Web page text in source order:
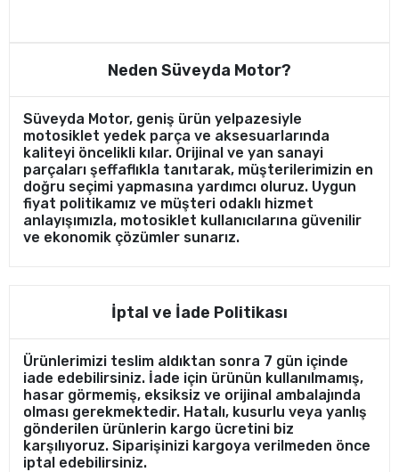
Neden Süveyda Motor?
Süveyda Motor, geniş ürün yelpazesiyle
motosiklet yedek parça ve aksesuarlarında
kaliteyi öncelikli kılar. Orijinal ve yan sanayi
parçaları şeffaflıkla tanıtarak, müşterilerimizin en
doğru seçimi yapmasına yardımcı oluruz. Uygun
fiyat politikamız ve müşteri odaklı hizmet
anlayışımızla, motosiklet kullanıcılarına güvenilir
ve ekonomik çözümler sunarız.
İptal ve İade Politikası
Ürünlerimizi teslim aldıktan sonra 7 gün içinde
iade edebilirsiniz. İade için ürünün kullanılmamış,
hasar görmemiş, eksiksiz ve orijinal ambalajında
olması gerekmektedir. Hatalı, kusurlu veya yanlış
gönderilen ürünlerin kargo ücretini biz
karşılıyoruz. Siparişinizi kargoya verilmeden önce
iptal edebilirsiniz.